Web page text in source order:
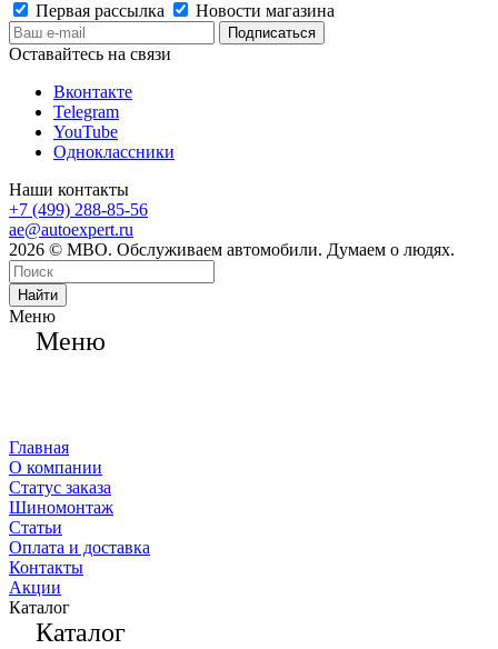
Первая рассылка
Новости магазина
Оставайтесь на связи
Вконтакте
Telegram
YouTube
Одноклассники
Наши контакты
+7 (499) 288-85-56
ae@autoexpert.ru
2026 © МВО. Обслуживаем автомобили. Думаем о людях.
Найти
Меню
Меню
Главная
О компании
Статус заказа
Шиномонтаж
Статьи
Оплата и доставка
Контакты
Акции
Каталог
Каталог